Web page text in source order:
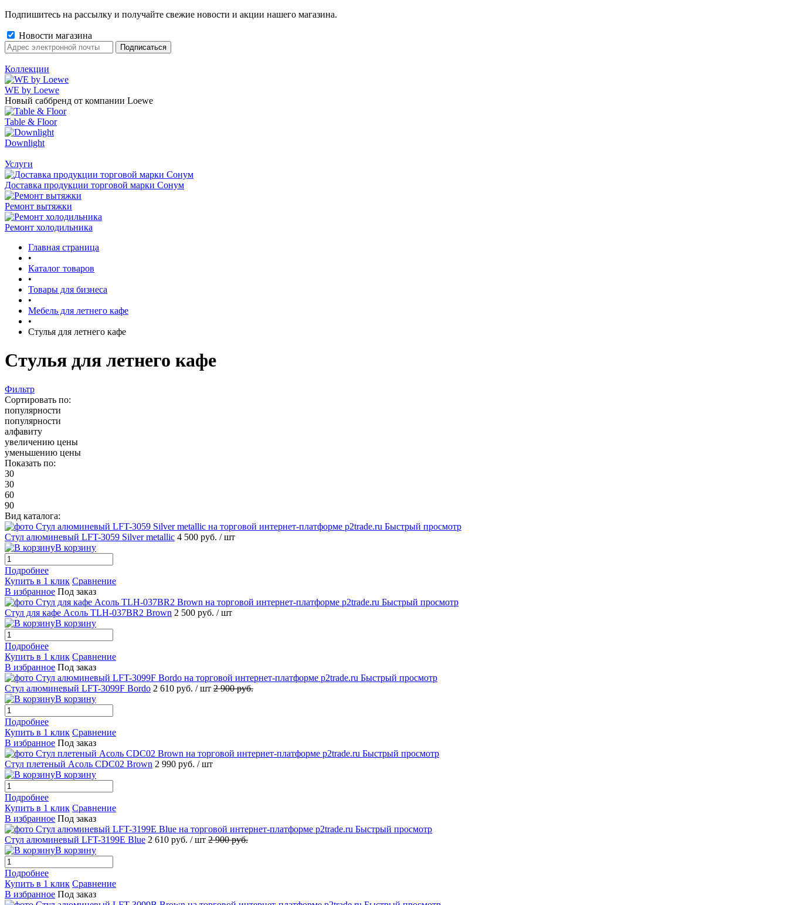
Подпишитесь на рассылку и получайте свежие новости и акции нашего магазина.
Новости магазина
Коллекции
WE by Loewe
Новый саббренд от компании Loewe
Table & Floor
Downlight
Услуги
Доставка продукции торговой марки Сонум
Ремонт вытяжки
Ремонт холодильника
Главная страница
•
Каталог товаров
•
Товары для бизнеса
•
Мебель для летнего кафе
•
Стулья для летнего кафе
Стулья для летнего кафе
Фильтр
Сортировать по:
популярности
популярности
алфавиту
увеличению цены
уменьшению цены
Показать по:
30
30
60
90
Вид каталога:
Быстрый просмотр
Стул алюминевый LFT-3059 Silver metallic 4 500 руб. / шт
В корзину
Подробнее
Купить в 1 клик Сравнение
В избранное Под заказ
Быстрый просмотр
Стул для кафе Асоль TLH-037BR2 Brown 2 500 руб. / шт
В корзину
Подробнее
Купить в 1 клик Сравнение
В избранное Под заказ
Быстрый просмотр
Стул алюминевый LFT-3099F Bordo 2 610 руб. / шт 2 900 руб.
В корзину
Подробнее
Купить в 1 клик Сравнение
В избранное Под заказ
Быстрый просмотр
Стул плетеный Асоль CDC02 Brown 2 990 руб. / шт
В корзину
Подробнее
Купить в 1 клик Сравнение
В избранное Под заказ
Быстрый просмотр
Стул алюминевый LFT-3199E Blue 2 610 руб. / шт 2 900 руб.
В корзину
Подробнее
Купить в 1 клик Сравнение
В избранное Под заказ